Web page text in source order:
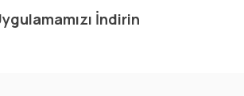
İndirin